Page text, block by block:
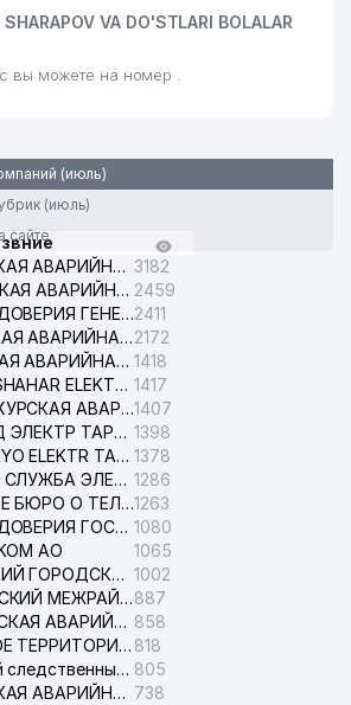
VA DO'STLARI BOLALAR
вы можете на номер .
(июль)
(июль)
сайте
ЯШНАБАДСКАЯ АВАРИЙНАЯ СЛУЖБА ЭЛЕКТРОСЕТИ 3182
ЧИЛАНЗАРСКАЯ АВАРИЙНАЯ СЛУЖБА ЭЛЕКТРОСЕТИ 2459
ТЕЛЕФОНЫ ДОВЕРИЯ ГЕНЕРАЛЬНОЙ ПРОКУРАТУРЫ РЕСПУБЛИКИ УЗБЕКИСТАН2411
АЛМАЗАРСКАЯ АВАРИЙНАЯ СЛУЖБА ЭЛЕКТРОСЕТИ2172
УЧТЕПИНСКАЯ АВАРИЙНАЯ СЛУЖБА ЭЛЕКТРОСЕТИ 1418
TOSHKENT SHAHAR ELEKTR TARMOQLARI KORXONASI АО 1417
ШАЙХАНТАХУРСКАЯ АВАРИЙНАЯ СЛУЖБА ЭЛЕКТРОСЕТИ1407
САМАРКАНД ЭЛЕКТР ТАРМОКЛАРИ АО 1398
SURHONDARYO ELEKTR TARMOKLARI АО 1378
АВАРИЙНАЯ СЛУЖБА ЭЛЕКТРОСЕТИ ТАШКЕНТСКОГО РАЙОНА 1286
СПРАВОЧНОЕ БЮРО О ТЕЛЕФОНАХ ОРГАНИЗАЦИЙ г. ТАШКЕНТА1263
ТЕЛЕФОНЫ ДОВЕРИЯ ГОСУДАРСТВЕННОГО ЦЕНТРА ТЕСТИРОВАНИЯ 1080
АО
1065
ТАШКЕНТСКИЙ ГОРОДСКОЙ СУД ПО ГРАЖДАНСКИМ ДЕЛАМ 1002
ЯККАСАРАЙСКИЙ МЕЖРАЙОННЫЙ СУД ПО ГРАЖДАНСКИМ ДЕЛАМ887
ЮНУСАБАДСКАЯ АВАРИЙНАЯ СЛУЖБА ЭЛЕКТРОСЕТИ 858
НАВОИЙСКОЕ ТЕРРИТОРИАЛЬНОЕ ПРЕДПРИЯТИЕ ЭЛЕКТРОСЕТИ АО 818
Ташкентский следственный изолятор 805
СЕРГЕЛИЙСКАЯ АВАРИЙНАЯ СЛУЖБА ЭЛЕКТРОСЕТИ 738